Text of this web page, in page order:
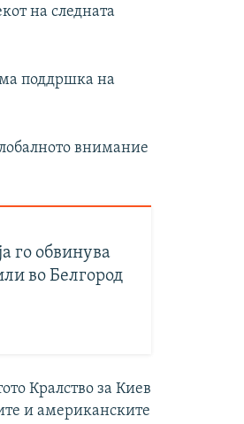
на следната
поддршка на
внимание
го обвинува
во Белгород
Кралство за Киев
и американските